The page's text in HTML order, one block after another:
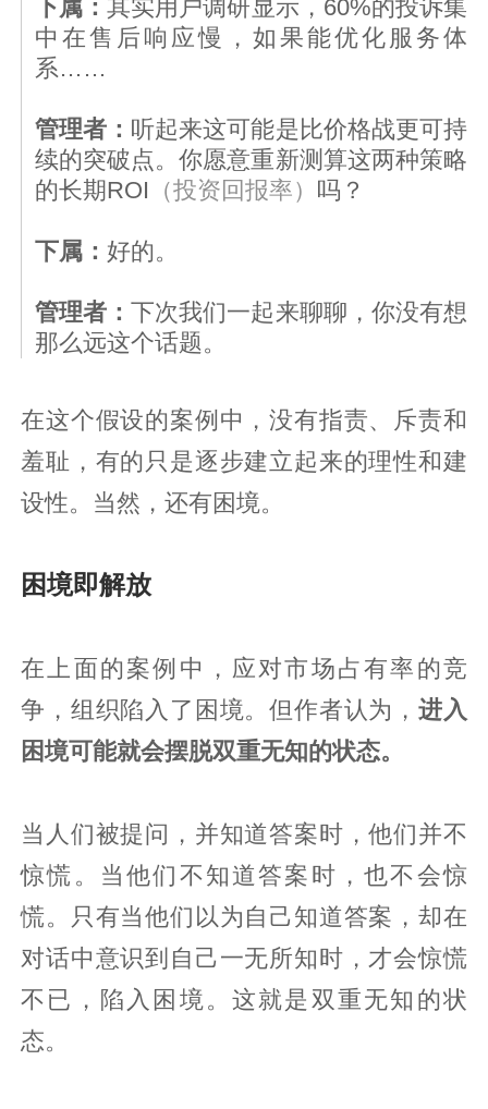
下属：其实用户调研显示，60%的投诉集
中在售后响应慢，如果能优化服务体
系……
管理者： 听起来这可能是比价格战更可持
续的突破点。你愿意重新测算这两种策略
的长期ROI （投资回报率） 吗？
下属： 好的。
管理者：下次我们一起来聊聊，你没有想
那么远这个话题。
在这个假设的案例中，没有指责、斥责和
羞耻，有的只是逐步建立起来的理性和建
设性。当然，还有困境。
困境即解放
在上面的案例中，应对市场占有率的竞
争，组织陷入了困境。但作者认为，进入
困境可能就会摆脱双重无知的状态。
当人们被提问，并知道答案时，他们并不
惊慌。当他们不知道答案时，也不会惊
慌。只有当他们以为自己知道答案，却在
对话中意识到自己一无所知时，才会惊慌
不已，陷入困境。这就是双重无知的状
态。